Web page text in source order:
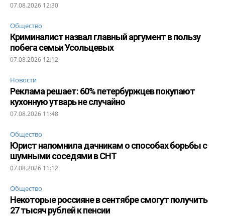
07.08.2026 12:30
Общество
Криминалист назвал главный аргумент в пользу
побега семьи Усольцевых
07.08.2026 12:12
Новости
Реклама решает: 60% петербуржцев покупают
кухонную утварь не случайно
07.08.2026 11:48
Общество
Юрист напомнила дачникам о способах борьбы с
шумными соседями в СНТ
07.08.2026 11:12
Общество
Некоторые россияне в сентябре смогут получить
27 тысяч рублей к пенсии